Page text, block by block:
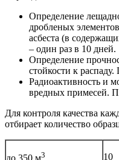
Определение
дробленых
асбеста (в
– один раз в 10 дней.
Определение
стойкости к
Радиоактивность и
вредных примесей.
Для контроля качества
отбирает количество
3 10